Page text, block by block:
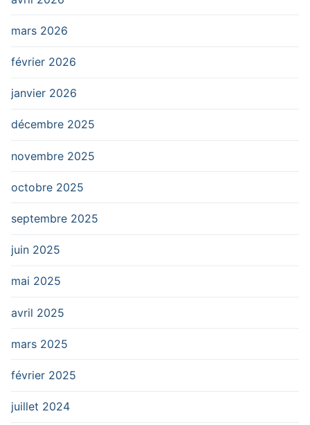
mars 2026
février 2026
janvier 2026
décembre 2025
novembre 2025
octobre 2025
septembre 2025
juin 2025
mai 2025
avril 2025
mars 2025
février 2025
juillet 2024